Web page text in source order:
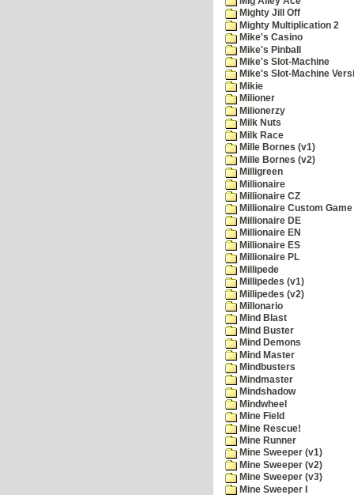
Mighty Jill Off
Mighty Multiplication 2
Mike's Casino
Mike's Pinball
Mike's Slot-Machine
Mike's Slot-Machine
Mikie
Milioner
Milionerzy
Milk Nuts
Milk Race
Mille Bornes (v1)
Mille Bornes (v2)
Milligreen
Millionaire
Millionaire CZ
Millionaire Custom
Millionaire DE
Millionaire EN
Millionaire ES
Millionaire PL
Millipede
Millipedes (v1)
Millipedes (v2)
Millonario
Mind Blast
Mind Buster
Mind Demons
Mind Master
Mindbusters
Mindmaster
Mindshadow
Mindwheel
Mine Field
Mine Rescue!
Mine Runner
Mine Sweeper (v1)
Mine Sweeper (v2)
Mine Sweeper (v3)
Mine Sweeper I